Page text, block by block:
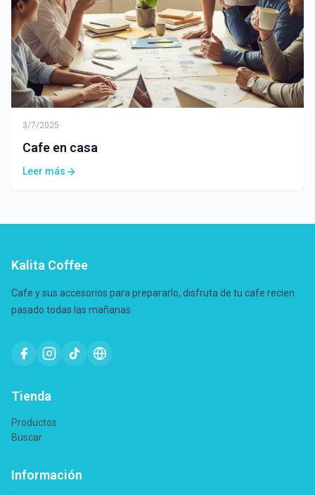
3/7/2025
Cafe en casa
Leer más
Kalita Coffee
Cafe y sus accesorios para prepararlo, disfruta de tu cafe recien
pasado todas las mañanas
Tienda
Productos
Buscar
Información